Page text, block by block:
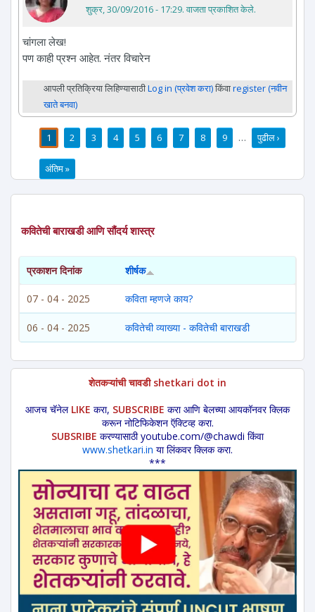
शुक्र, 30/09/2016 - 17:29. वाजता प्रकाशित केले.
चांगला लेख!
पण काही प्रश्न आहेत. नंतर विचारेन
आपली प्रतिक्रिया लिहिण्यासाठीLog in (प्रवेश करा)किंवाregister (नवीन
खाते बनवा)
पाने 1 2 3 4 5 6 7 8 9 … पुढील ›
अंतिम »
कवितेची बाराखडी आणि सौंदर्य शास्त्र
प्रकाशन दिनांक शीर्षक
07 - 04 - 2025 कविता म्हणजे काय?
06 - 04 - 2025 कवितेची व्याख्या - कवितेची बाराखडी
शेतकऱ्यांची चावडी shetkari dot in
आजच चॅनेल LIKE करा, SUBSCRIBE करा आणि बेलच्या आयकॉनवर क्लिक
करून नोटिफिकेशन ऍक्टिव्ह करा.
SUBSRIBE करण्यासाठी youtube.com/@chawdi किंवा
www.shetkari.in या लिंकवर क्लिक करा.
***